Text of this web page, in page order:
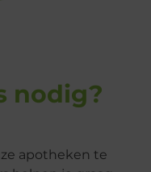
nodig?
apotheken te